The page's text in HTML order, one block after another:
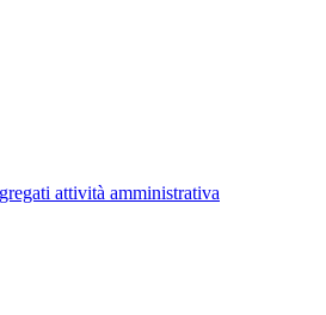
attività amministrativa